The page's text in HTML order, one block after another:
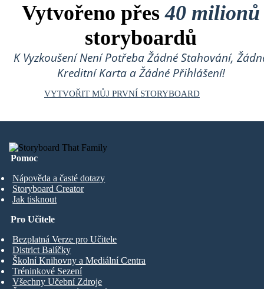
Vytvořeno přes40 milionů
storyboardů
K Vyzkoušení Není Potřeba Žádné Stahování,
Kreditní Karta a Žádné Přihlášení!
VYTVOŘIT MŮJ PRVNÍ STORYBOARD
Pomoc
Nápověda a časté dotazy
Storyboard Creator
Jak tisknout
Pro Učitele
Bezplatná Verze pro Učitele
District Balíčky
Školní Knihovny a Mediální Centra
Tréninkové Sezení
Všechny Učební Zdroje